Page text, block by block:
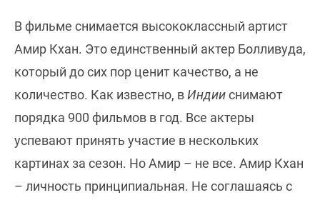
В фильме снимается высококлассный артист
Амир Кхан. Это единственный актер Болливуда,
который до сих пор ценит качество, а не
количество. Как известно, вИндииснимают
порядка 900 фильмов в год. Все актеры
успевают принять участие в нескольких
картинах за сезон. Но Амир – не все. Амир Кхан
– личность принципиальная. Не соглашаясь с